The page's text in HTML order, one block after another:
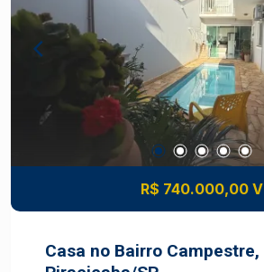
R$ 740.000,00 V
Casa no Bairro Campestre,